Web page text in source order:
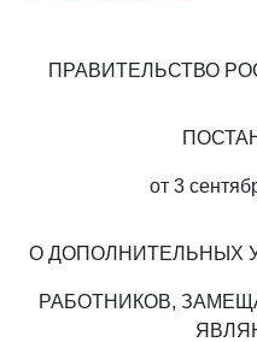
ПРАВИТЕЛЬСТВО
от 3
О ДОПОЛНИТЕЛЬНЫХ
РАБОТНИКОВ,